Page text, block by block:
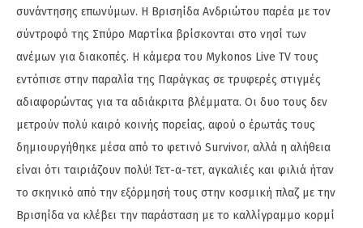
συνάντησης επωνύμων. Η Βρισηίδα Ανδριώτου παρέα με τον
σύντροφό της Σπύρο Μαρτίκα βρίσκονται στο νησί των
ανέμων για διακοπές. Η κάμερα του Mykonos Live TV τους
εντόπισε στην παραλία της Παράγκας σε τρυφερές στιγμές
αδιαφορώντας για τα αδιάκριτα βλέμματα. Οι δυο τους δεν
μετρούν πολύ καιρό κοινής πορείας, αφού ο έρωτάς τους
δημιουργήθηκε μέσα από το φετινό Survivor, αλλά η αλήθεια
είναι ότι ταιριάζουν πολύ! Τετ-α-τετ, αγκαλιές και φιλιά ήταν
το σκηνικό από την εξόρμησή τους στην κοσμική πλαζ με την
Βρισηίδα να κλέβει την παράσταση με το καλλίγραμμο κορμί